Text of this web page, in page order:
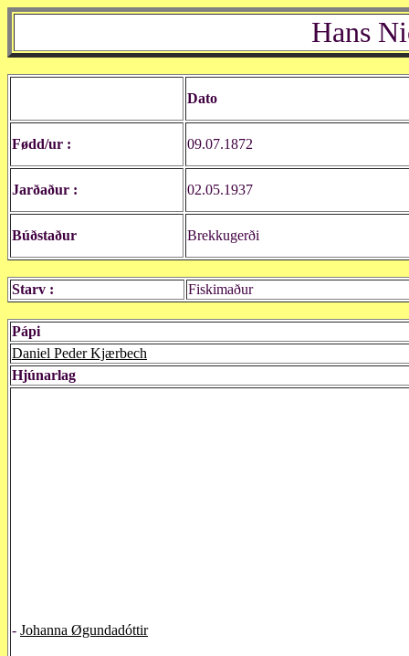
Hans
Dato
Fødd/ur : 09.07.1872
Jarðaður : 02.05.1937
Búðstaður Brekkugerði
Starv : Fiskimaður
Pápi
Daniel Peder Kjærbech
Hjúnarlag
- Johanna Øgundadóttir